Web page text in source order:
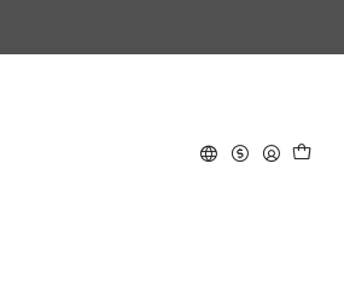
COMPRAR AHORA
Tendrás la versión en español.